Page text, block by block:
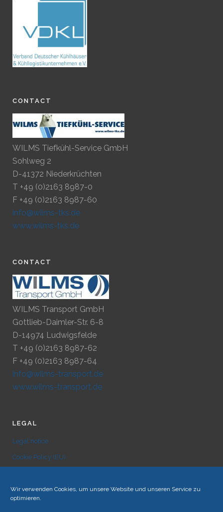
Wir verwenden Cookies, um unsere Website und unseren Service zu
optimieren.
CONTACT
WILMS Tiefkühl-Service GmbH
Sohlweg 2
D-41372 Niederkrüchten
T +49 (0)2163 8987-0
F +49 (0)2163 8987-60
info@wilms-tks.de
www.wilms-tks.de
CONTACT
WILMS Transport GmbH
Gottlieb-Daimler-Str. 6-8
D-14974 Ludwigsfelde
T +49 (0)2163 8987-62
F +49 (0)2163 8987-64
info@wilms-transport.de
www.wilms-transport.de
LEGAL
Legal notice
Cookie Policy (EU)
Sitemap